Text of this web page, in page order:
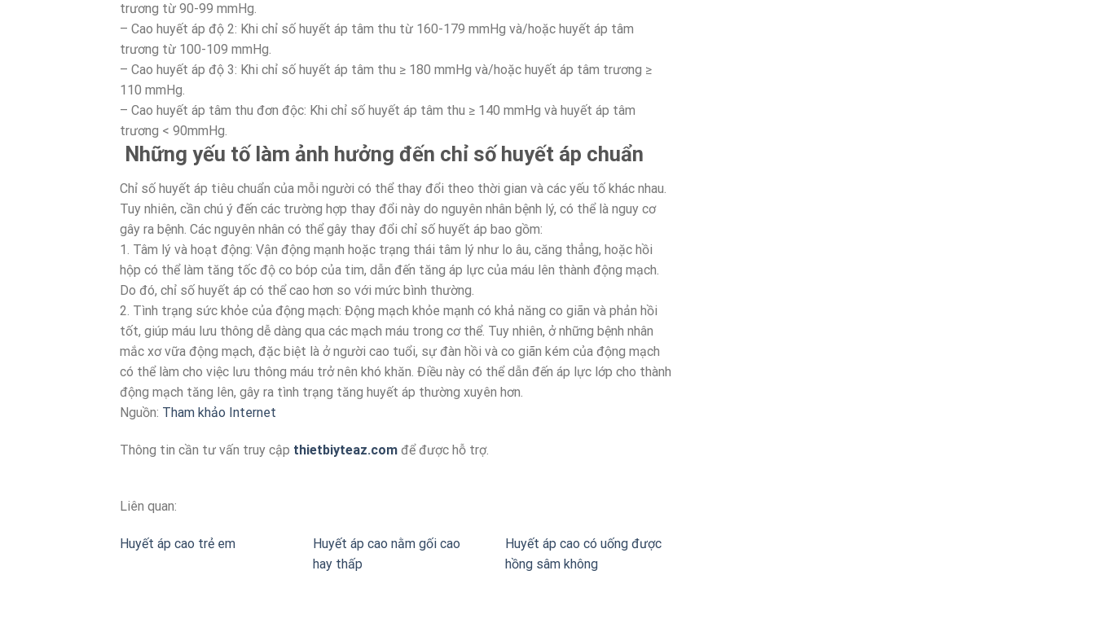
trương từ 90-99 mmHg.
– Cao huyết áp độ 2: Khi chỉ số huyết áp tâm thu từ 160-179 mmHg và/hoặc huyết áp tâm
trương từ 100-109 mmHg.
– Cao huyết áp độ 3: Khi chỉ số huyết áp tâm thu ≥ 180 mmHg và/hoặc huyết áp tâm trương ≥
110 mmHg.
– Cao huyết áp tâm thu đơn độc: Khi chỉ số huyết áp tâm thu ≥ 140 mmHg và huyết áp tâm
trương < 90mmHg.
Những yếu tố làm ảnh hưởng đến chỉ số huyết áp chuẩn
Chỉ số huyết áp tiêu chuẩn của mỗi người có thể thay đổi theo thời gian và các yếu tố khác nhau.
Tuy nhiên, cần chú ý đến các trường hợp thay đổi này do nguyên nhân bệnh lý, có thể là nguy cơ
gây ra bệnh. Các nguyên nhân có thể gây thay đổi chỉ số huyết áp bao gồm:
1. Tâm lý và hoạt động: Vận động mạnh hoặc trạng thái tâm lý như lo âu, căng thẳng, hoặc hồi
hộp có thể làm tăng tốc độ co bóp của tim, dẫn đến tăng áp lực của máu lên thành động mạch.
Do đó, chỉ số huyết áp có thể cao hơn so với mức bình thường.
2. Tình trạng sức khỏe của động mạch: Động mạch khỏe mạnh có khả năng co giãn và phản hồi
tốt, giúp máu lưu thông dễ dàng qua các mạch máu trong cơ thể. Tuy nhiên, ở những bệnh nhân
mắc xơ vữa động mạch, đặc biệt là ở người cao tuổi, sự đàn hồi và co giãn kém của động mạch
có thể làm cho việc lưu thông máu trở nên khó khăn. Điều này có thể dẫn đến áp lực lớp cho thành
động mạch tăng lên, gây ra tình trạng tăng huyết áp thường xuyên hơn.
Nguồn: Tham khảo Internet
Thông tin cần tư vấn truy cập thietbiyteaz.com để được hỗ trợ.
Liên quan:
Huyết áp cao trẻ em
Huyết áp cao nằm gối cao
hay thấp
Huyết áp cao có uống được
hồng sâm không